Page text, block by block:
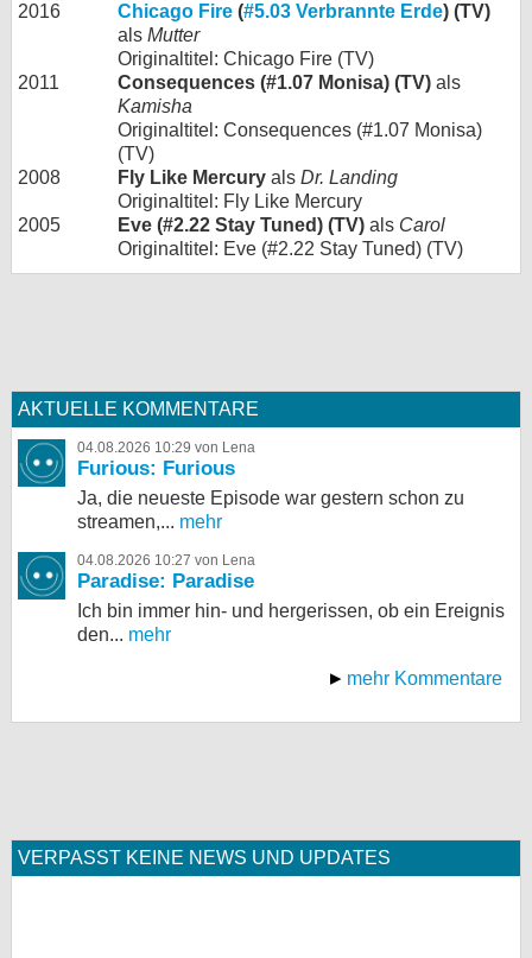
2016
Chicago Fire (#5.03 Verbrannte Erde) (TV)
als Mutter
Originaltitel: Chicago Fire (TV)
2011
Consequences (#1.07 Monisa) (TV) als
Kamisha
Originaltitel: Consequences (#1.07 Monisa)
(TV)
2008
Fly Like Mercury als Dr. Landing
Originaltitel: Fly Like Mercury
2005
Eve (#2.22 Stay Tuned) (TV) als Carol
Originaltitel: Eve (#2.22 Stay Tuned) (TV)
AKTUELLE KOMMENTARE
04.08.2026 10:29 von Lena
Furious: Furious
Ja, die neueste Episode war gestern schon zu
streamen,... mehr
04.08.2026 10:27 von Lena
Paradise: Paradise
Ich bin immer hin- und hergerissen, ob ein Ereignis
den... mehr
mehr Kommentare
VERPASST KEINE NEWS UND UPDATES